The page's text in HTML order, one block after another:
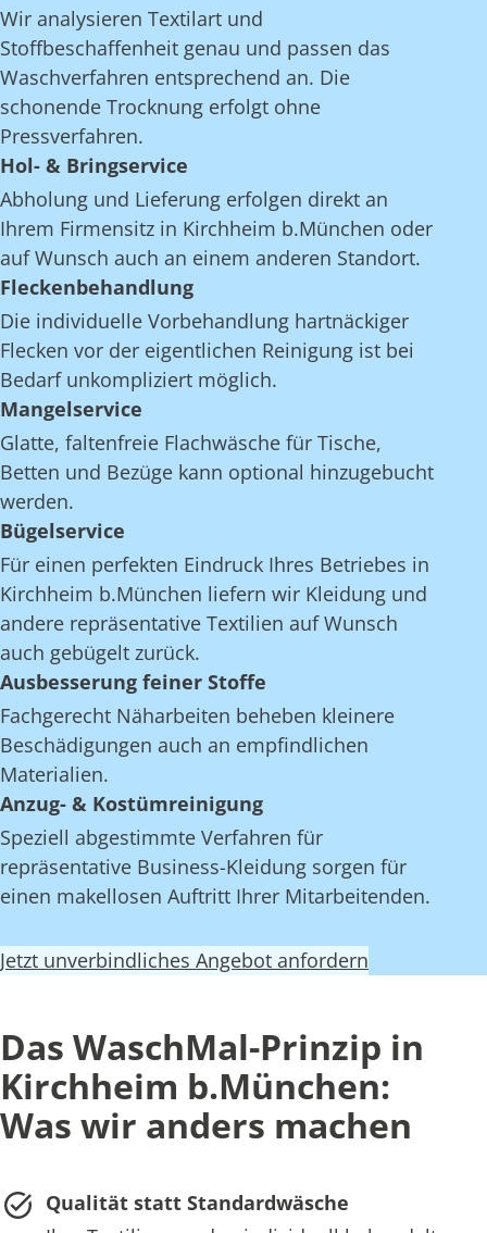
Wir analysieren Textilart und
Stoffbeschaffenheit genau und passen das
Waschverfahren entsprechend an. Die
schonende Trocknung erfolgt ohne
Pressverfahren.
Hol- & Bringservice
Abholung und Lieferung erfolgen direkt an
Ihrem Firmensitz in Kirchheim b.München oder
auf Wunsch auch an einem anderen Standort.
Fleckenbehandlung
Die individuelle Vorbehandlung hartnäckiger
Flecken vor der eigentlichen Reinigung ist bei
Bedarf unkompliziert möglich.
Mangelservice
Glatte, faltenfreie Flachwäsche für Tische,
Betten und Bezüge kann optional hinzugebucht
werden.
Bügelservice
Für einen perfekten Eindruck Ihres Betriebes in
Kirchheim b.München liefern wir Kleidung und
andere repräsentative Textilien auf Wunsch
auch gebügelt zurück.
Ausbesserung feiner Stoffe
Fachgerecht Näharbeiten beheben kleinere
Beschädigungen auch an empfindlichen
Materialien.
Anzug- & Kostümreinigung
Speziell abgestimmte Verfahren für
repräsentative Business-Kleidung sorgen für
einen makellosen Auftritt Ihrer Mitarbeitenden.
Jetzt unverbindliches Angebot anfordern
Das WaschMal-Prinzip in
Kirchheim b.München:
Was wir anders machen
Qualität statt Standardwäsche